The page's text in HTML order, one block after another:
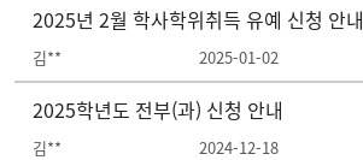
2025년 2월 학사학위취득 유예 신청 안내
김** 2025-01-02
2025학년도 전부(과) 신청 안내
김** 2024-12-18